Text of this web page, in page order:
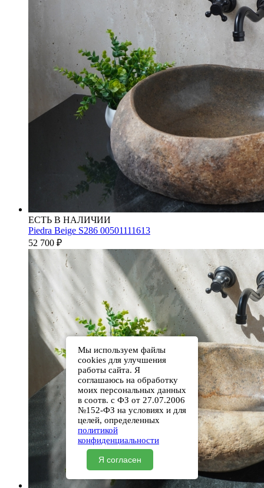
ЕСТЬ В НАЛИЧИИ
Piedra Beige S286 00501111613
52 700 ₽
Мы используем файлы
cookies для улучшения
работы сайта. Я
соглашаюсь на обработку
моих персональных данных
в соотв. с ФЗ от 27.07.2006
№152-ФЗ на условиях и для
целей, определенных
политикой
конфиденциальности
Я согласен